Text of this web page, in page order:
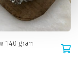
140 gram